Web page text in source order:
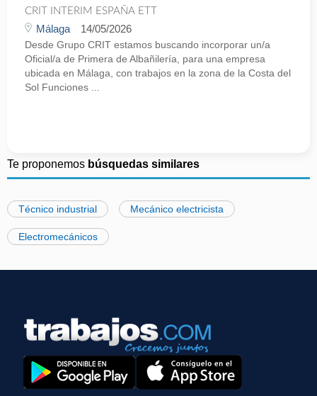
CRIT INTERIM ESPAÑA ETT
Málaga 14/05/2026
Desde Grupo CRIT estamos buscando incorporar un/a
Oficial/a de Primera de Albañilería, para una empresa
ubicada en Málaga, con trabajos en la zona de la Costa del
Sol Funciones ...
Te proponemos búsquedas similares
Técnico industrial Mecánico electricista
Electromecánicos